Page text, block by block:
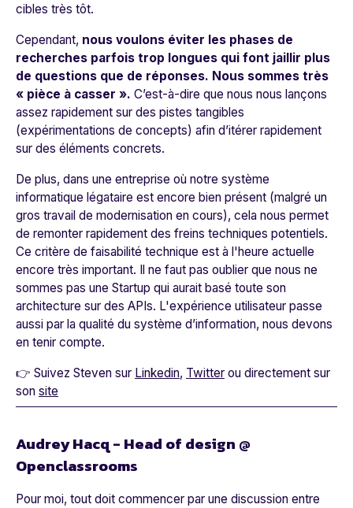
cibles très tôt.
Cependant, nous voulons éviter les phases de
recherches parfois trop longues qui font jaillir plus
de questions que de réponses. Nous sommes très
« pièce à casser ». C’est-à-dire que nous nous lançons
assez rapidement sur des pistes tangibles
(expérimentations de concepts) afin d’itérer rapidement
sur des éléments concrets.
De plus, dans une entreprise où notre système
informatique légataire est encore bien présent (malgré un
gros travail de modernisation en cours), cela nous permet
de remonter rapidement des freins techniques potentiels.
Ce critère de faisabilité technique est à l'heure actuelle
encore très important. Il ne faut pas oublier que nous ne
sommes pas une Startup qui aurait basé toute son
architecture sur des APIs. L'expérience utilisateur passe
aussi par la qualité du système d’information, nous devons
en tenir compte.
👉 Suivez Steven sur Linkedin, Twitter ou directement sur
son site
Audrey Hacq - Head of design @
Openclassrooms
Pour moi, tout doit commencer par une discussion entre